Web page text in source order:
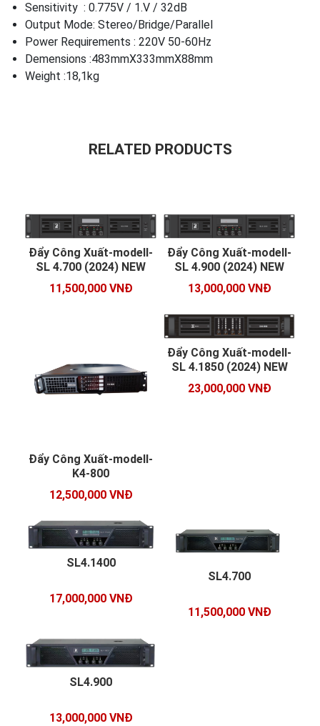
Sensitivity : 0.775V / 1.V / 32dB
Output Mode: Stereo/Bridge/Parallel
Power Requirements : 220V 50-60Hz
Demensions :483mmX333mmX88mm
Weight :18,1kg
RELATED PRODUCTS
Đẩy Công Xuất-modell-
SL 4.700 (2024) NEW
11,500,000 VNĐ
Đẩy Công Xuất-modell-
SL 4.900 (2024) NEW
13,000,000 VNĐ
Đẩy Công Xuất-modell-
K4-800
12,500,000 VNĐ
Đẩy Công Xuất-modell-
SL 4.1850 (2024) NEW
23,000,000 VNĐ
SL4.1400
17,000,000 VNĐ
SL4.700
11,500,000 VNĐ
SL4.900
13,000,000 VNĐ